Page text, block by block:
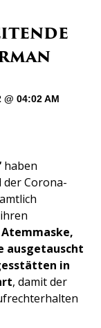
04:02 AM
haben
Corona-
ausgetauscht
in
, damit der